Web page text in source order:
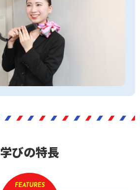
学びの特長
FEATURES